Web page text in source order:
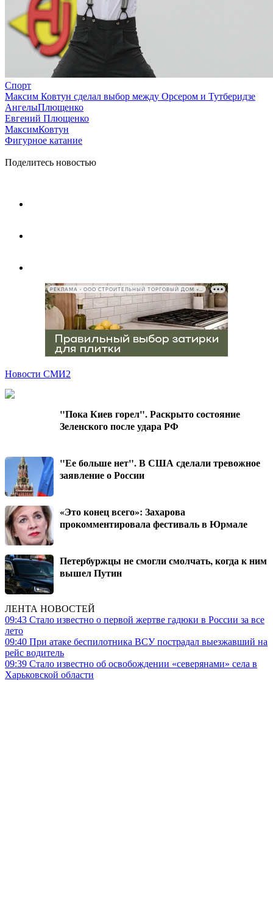
Спорт
Максим Ковтун сделал выбор между Орсером и Тутберидзе
АнгелыПлющенко
Евгений Плющенко
МаксимКовтун
Фигурное катание
Поделитесь новостью
РЕКЛАМА • ООО СТРОИТЕЛЬНЫЙ ТОРГОВЫЙ ДОМ «ПЕТРОВИЧ», ИНН 7802348846
Новости СМИ2
"Пока Киев горел". Раскрыто состояние
Зеленского после удара РФ
"Ее больше нет". В США сделали тревожное
заявление о России
«Это конец всего»: Захарова
прокомментировала фестиваль в Юрмале
Петербуржцы не смогли смолчать, когда к ним
вышел Путин
ЛЕНТА НОВОСТЕЙ
09:43 Стало известно о первой жертве гадюки в России за все
лето
09:40 При атаке беспилотника ВСУ пострадал выезжавший на
рейс водитель
09:39 Стало известно об освобождении «северянами» села в
Харьковской области